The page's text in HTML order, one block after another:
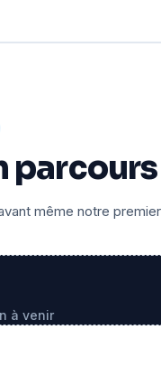
parcours
même notre
à venir